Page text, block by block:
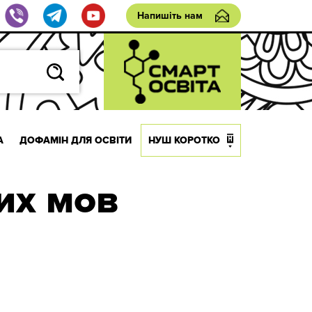
Напишіть нам
ДОФАМІН ДЛЯ ОСВІТИ НУШ КОРОТКО
мов